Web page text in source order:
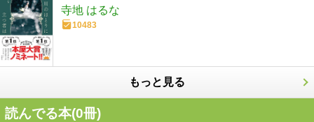
寺地 はるな
10483
もっと見る
読んでる本(0冊)